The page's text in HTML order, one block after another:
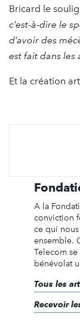
Bricard le
c’est-à-dire le
d’avoir des
est fait dans les
Et la création
A la
conviction
ce qui
ensemble.
Telecom
bénévolat
Tous les
Recevoir